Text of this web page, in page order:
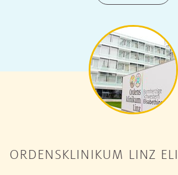
ORDENSKLINIKUM LINZ